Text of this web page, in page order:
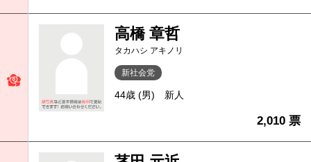
高橋 章哲
タカハシ アキノリ
新社会党
44歳 (男) 新人
2,010 票